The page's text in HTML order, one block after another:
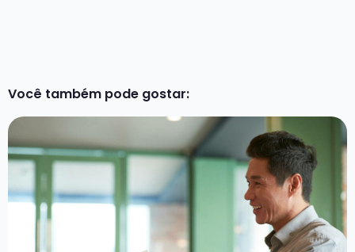
Você também pode gostar: